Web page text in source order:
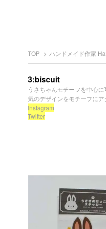
TOP > ハンドメイド作家
3:biscuit
うさちゃんモチーフを中心
気のデザインをモチーフにア
Instagram
Twitter